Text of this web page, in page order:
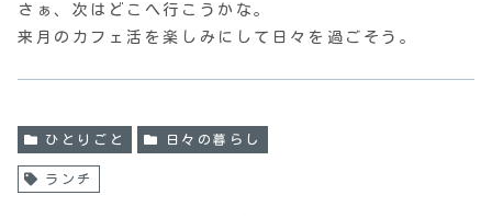
さぁ、次はどこへ行こうかな。
来月のカフェ活を楽しみにして日々を過ごそう。
ひとりごと 日々の暮らし
ランチ